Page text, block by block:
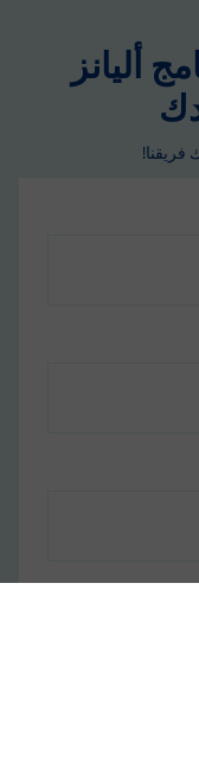
أليانز
فريقنا!